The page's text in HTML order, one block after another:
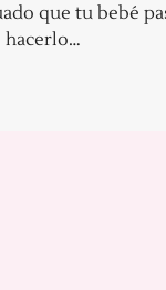
que tu bebé
hacerlo…